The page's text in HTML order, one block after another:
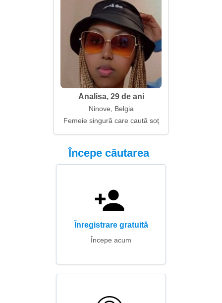
Analisa, 29 de ani
Ninove, Belgia
Femeie singură care caută soț
Începe căutarea
Înregistrare gratuită
Începe acum